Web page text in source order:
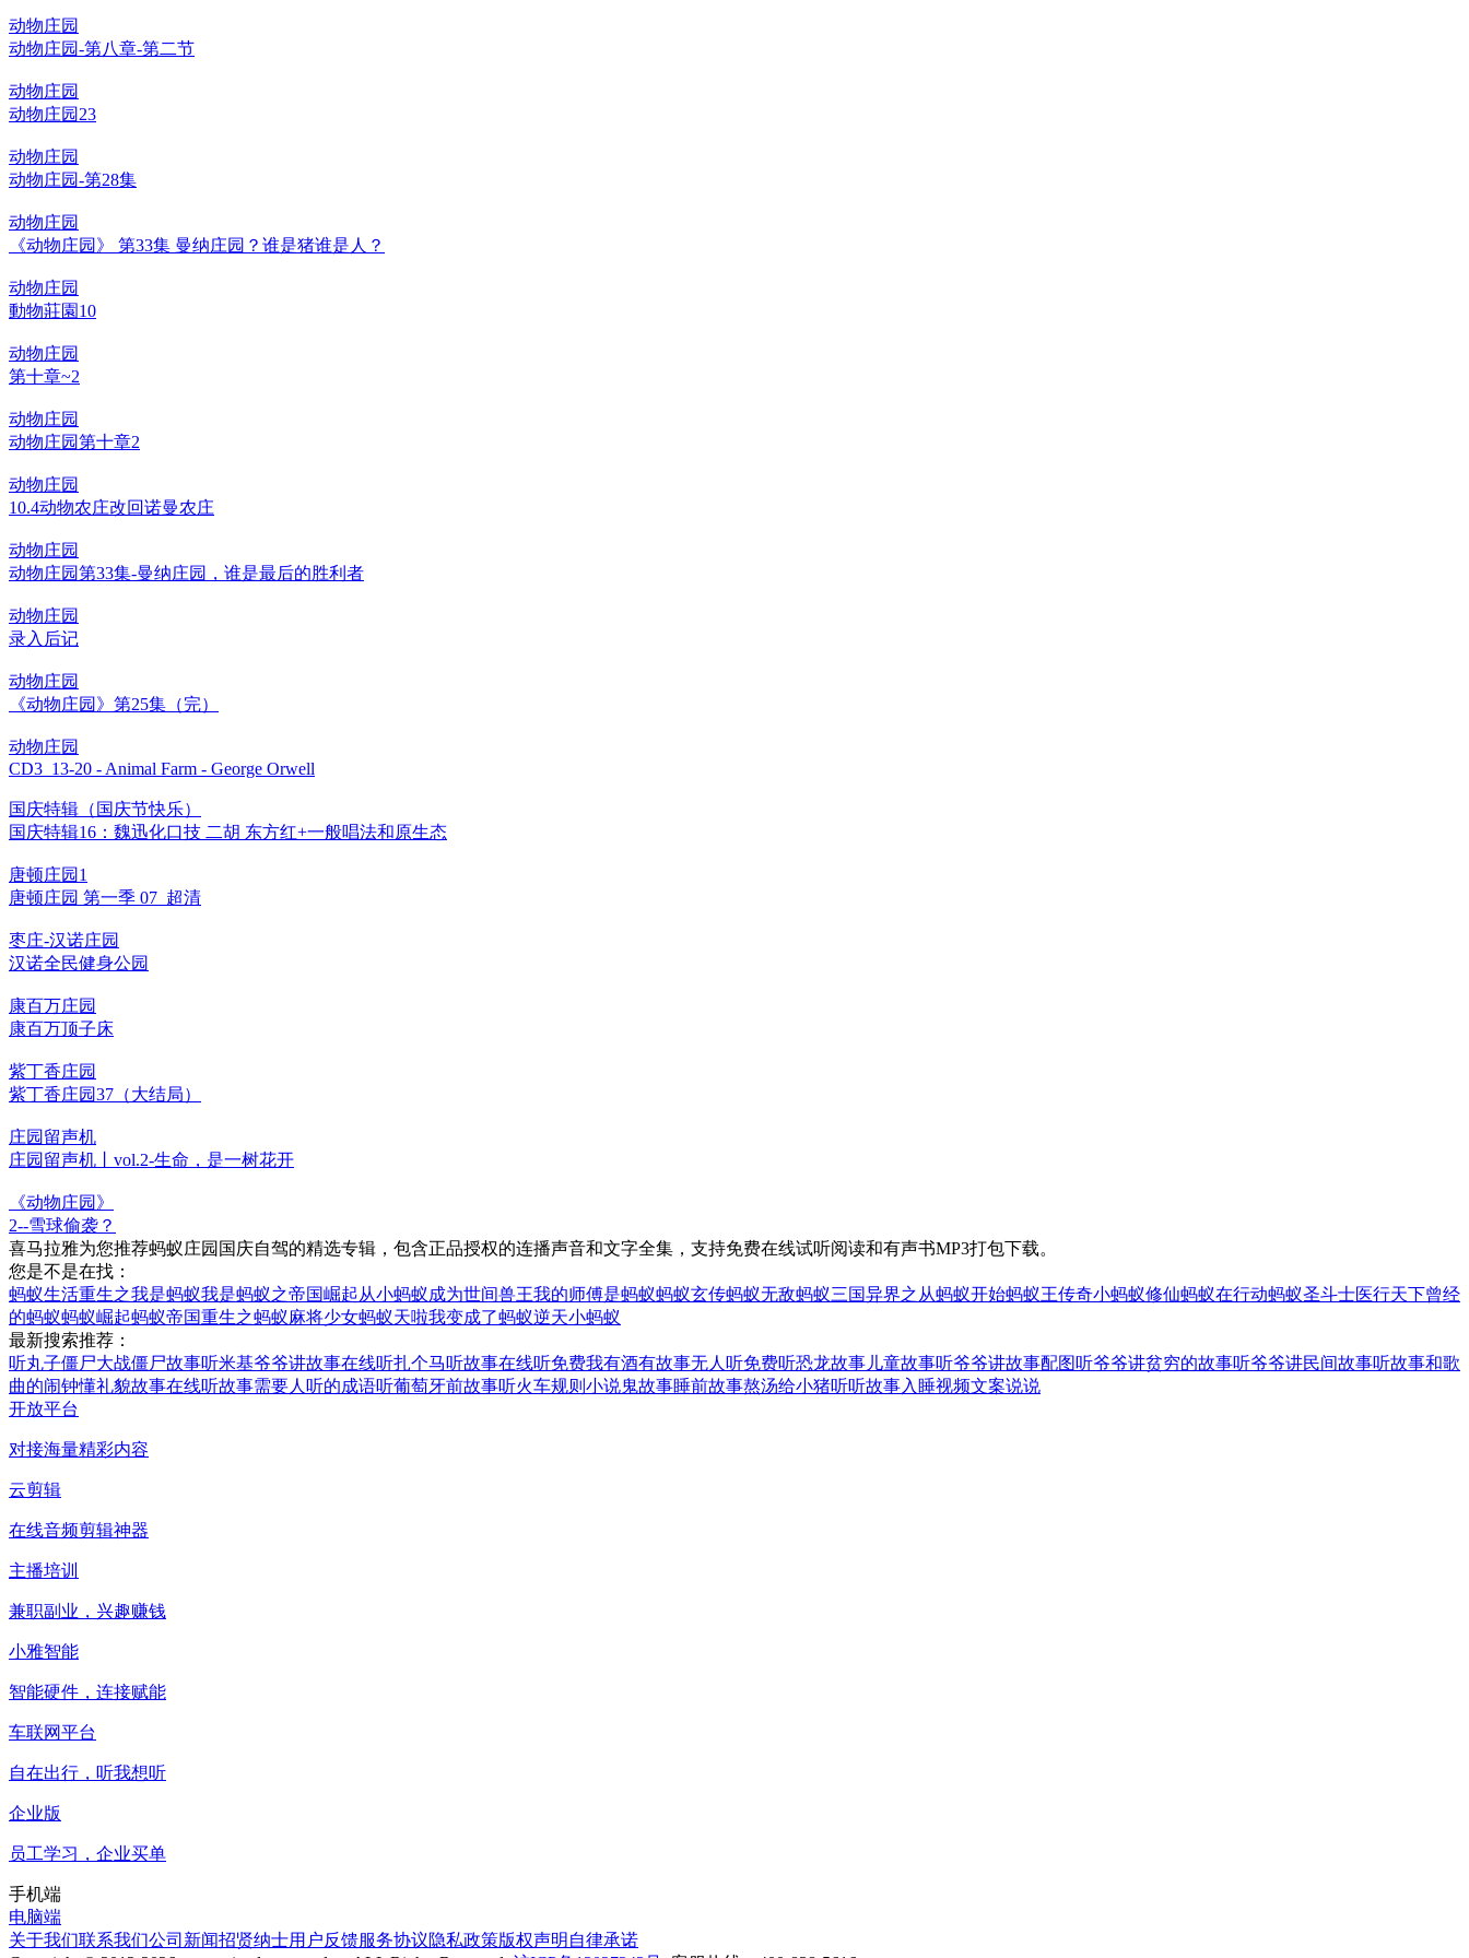
动物庄园
动物庄园-第八章-第二节
动物庄园
动物庄园23
动物庄园
动物庄园-第28集
动物庄园
《动物庄园》 第33集 曼纳庄园？谁是猪谁是人？
动物庄园
動物莊園10
动物庄园
第十章~2
动物庄园
动物庄园第十章2
动物庄园
10.4动物农庄改回诺曼农庄
动物庄园
动物庄园第33集-曼纳庄园，谁是最后的胜利者
动物庄园
录入后记
动物庄园
《动物庄园》第25集（完）
动物庄园
CD3_13-20 - Animal Farm - George Orwell
国庆特辑（国庆节快乐）
国庆特辑16：魏迅化口技 二胡 东方红+一般唱法和原生态
唐顿庄园1
唐顿庄园 第一季 07_超清
枣庄-汉诺庄园
汉诺全民健身公园
康百万庄园
康百万顶子床
紫丁香庄园
紫丁香庄园37（大结局）
庄园留声机
庄园留声机丨vol.2-生命，是一树花开
《动物庄园》
2--雪球偷袭？
喜马拉雅为您推荐蚂蚁庄园国庆自驾的精选专辑，包含正品授权的连播声音和文字全集，支持免费在线试听阅读和有声书MP3打包下载。
您是不是在找：
蚂蚁生活重生之我是蚂蚁我是蚂蚁之帝国崛起从小蚂蚁成为世间兽王我的师傅是蚂蚁蚂蚁玄传蚂蚁无敌蚂蚁三国异界之从蚂蚁开始蚂蚁王传奇小蚂蚁修仙蚂蚁在行动蚂蚁圣斗士医行天下曾经
的蚂蚁蚂蚁崛起蚂蚁帝国重生之蚂蚁麻将少女蚂蚁天啦我变成了蚂蚁逆天小蚂蚁
最新搜索推荐：
听丸子僵尸大战僵尸故事听米基爷爷讲故事在线听扎个马听故事在线听免费我有酒有故事无人听免费听恐龙故事儿童故事听爷爷讲故事配图听爷爷讲贫穷的故事听爷爷讲民间故事听故事和歌
曲的闹钟懂礼貌故事在线听故事需要人听的成语听葡萄牙前故事听火车规则小说鬼故事睡前故事熬汤给小猪听听故事入睡视频文案说说
开放平台
对接海量精彩内容
云剪辑
在线音频剪辑神器
主播培训
兼职副业，兴趣赚钱
小雅智能
智能硬件，连接赋能
车联网平台
自在出行，听我想听
企业版
员工学习，企业买单
手机端
电脑端
关于我们联系我们公司新闻招贤纳士用户反馈服务协议隐私政策版权声明 自律承诺